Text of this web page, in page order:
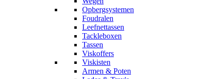
Opbergsystemen
Foudralen
Leefnettassen
Tackleboxen
Tassen
Viskoffers
Viskisten
Armen & Poten